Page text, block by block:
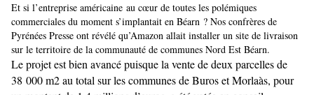
Et si l’entreprise américaine au cœur de toutes les polémiques
commerciales du moment s’implantait en Béarn ? Nos confrères de
Pyrénées Presse ont révélé qu’Amazon allait installer un site de livraison
sur le territoire de la communauté de communes Nord Est Béarn.
Le projet est bien avancé puisque la vente de deux parcelles de
38 000 m2 au total sur les communes de Buros et Morlaàs, pour